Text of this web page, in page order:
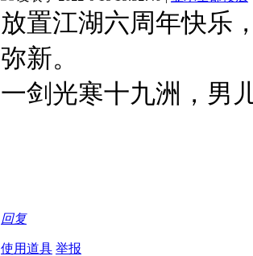
放置江湖六周年快乐
弥新。
一剑光寒十九洲，男
回复
使用道具 举报